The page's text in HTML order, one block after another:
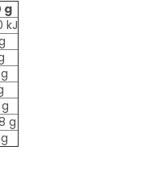
g
kJ
g